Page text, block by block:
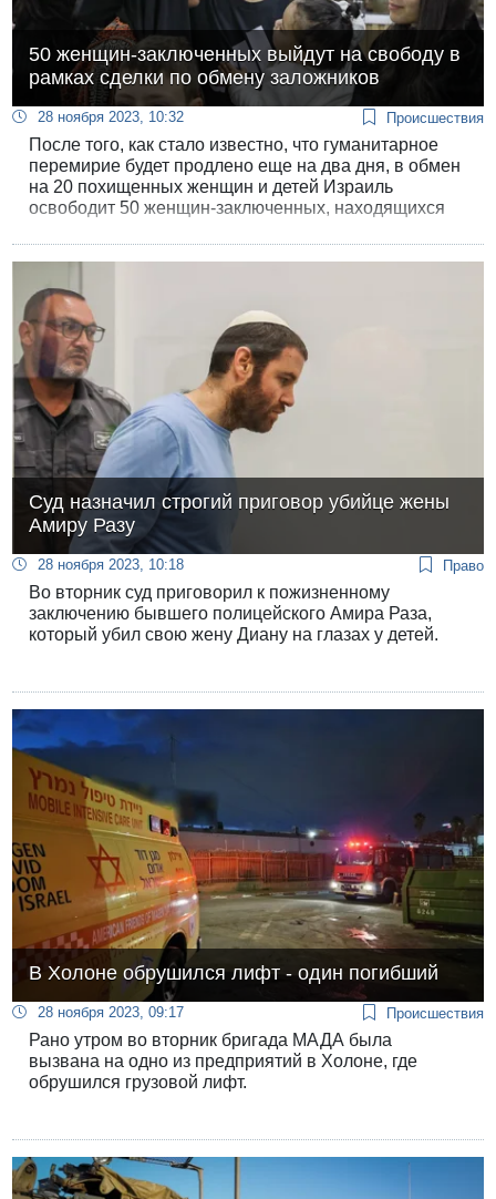
50 женщин-заключенных выйдут на свободу в
рамках сделки по обмену заложников
28 ноября 2023, 10:32 Происшествия
После того, как стало известно, что гуманитарное
перемирие будет продлено еще на два дня, в обмен
на 20 похищенных женщин и детей Израиль
освободит 50 женщин-заключенных, находящихся
Некоторые из заключенных не хотели выходить из
Суд назначил строгий приговор убийце жены
Амиру Разу
28 ноября 2023, 10:18 Право
Во вторник суд приговорил к пожизненному
заключению бывшего полицейского Амира Раза,
который убил свою жену Диану на глазах у детей.
В Холоне обрушился лифт - один погибший
28 ноября 2023, 09:17 Происшествия
Рано утром во вторник бригада МАДА была
вызвана на одно из предприятий в Холоне, где
обрушился грузовой лифт.